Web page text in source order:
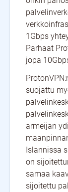
1Gbps
Parhaat
jopa
suojattu
armeijan
Islannissa
on
samaa
sijoitettu